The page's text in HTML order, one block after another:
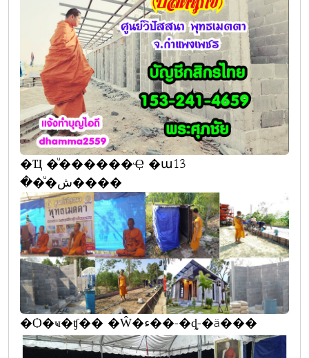
�Ҵ �ͧ������Ҿ �ա13
��ͧ�ش����
�Ѻ�ҹ�ʧ�� �Ŵ�ء��-�ȡ-�ä���